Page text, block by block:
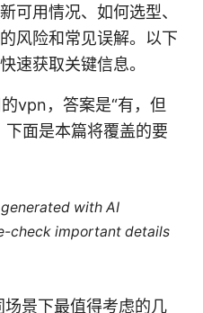
可用情况、如何选型、
风险和常见误解。以下
速获取关键信息。
vpn，答案是“有，但
下面是本篇将覆盖的要
with AI
check important details
景下最值得考虑的几